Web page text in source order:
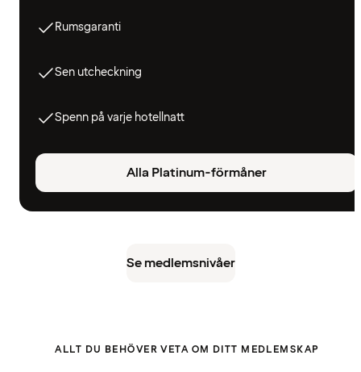
Rumsgaranti
Sen utcheckning
Spenn på varje hotellnatt
Alla Platinum-förmåner
Se medlemsnivåer
ALLT DU BEHÖVER VETA OM DITT MEDLEMSKAP